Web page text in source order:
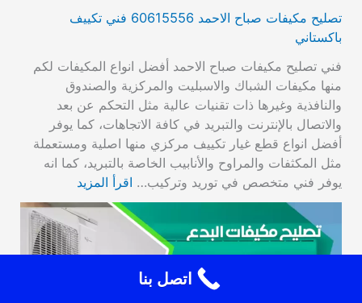
تصليح مكيفات صباح الاحمد 60615556 فني تكييف
باكستاني
فني تصليح مكيفات صباح الاحمد أفضل انواع المكيفات لكم
منها مكيفات الشباك والاسبليت والمركزية والصندوق
والنافذية وغيرها ذات تقنيات عالية مثل التحكم عن بعد
والاتصال بالإنترنت والتبريد في كافة الاتجاهات، كما يوفر
أفضل انواع قطع غيار تكييف مركزي منها اصلية ومستعملة
مثل المكثفات والمراوح والأنابيب الخاصة بالتبريد، كما انه
يوفر فني متخصص في توريد وتركيب… اقرأ المزيد
اتصل بنا